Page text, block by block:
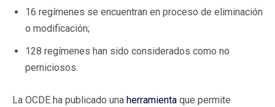
16 regímenes se encuentran en proceso de eliminación
o modificación;
128 regímenes han sido considerados como no
perniciosos.
La OCDE ha publicado una herramienta que permite